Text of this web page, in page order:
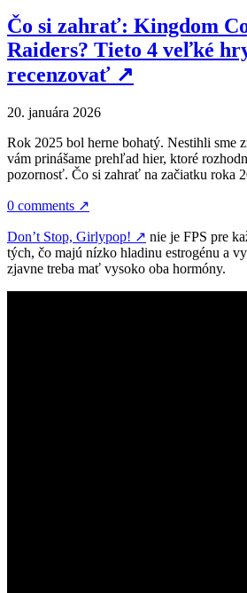
Čo si zahrať: Kingdom
Raiders? Tieto 4 veľké
recenzovať ↗
20. januára 2026
Rok 2025 bol herne bohatý. Nestihli sme
vám prinášame prehľad hier, ktoré
pozornosť. Čo si zahrať na začiatku roka
0 comments ↗
Don’t Stop, Girlypop! ↗ nie je FPS pre
tých, čo majú nízko hladinu estrogénu a
zjavne treba mať vysoko oba hormóny.